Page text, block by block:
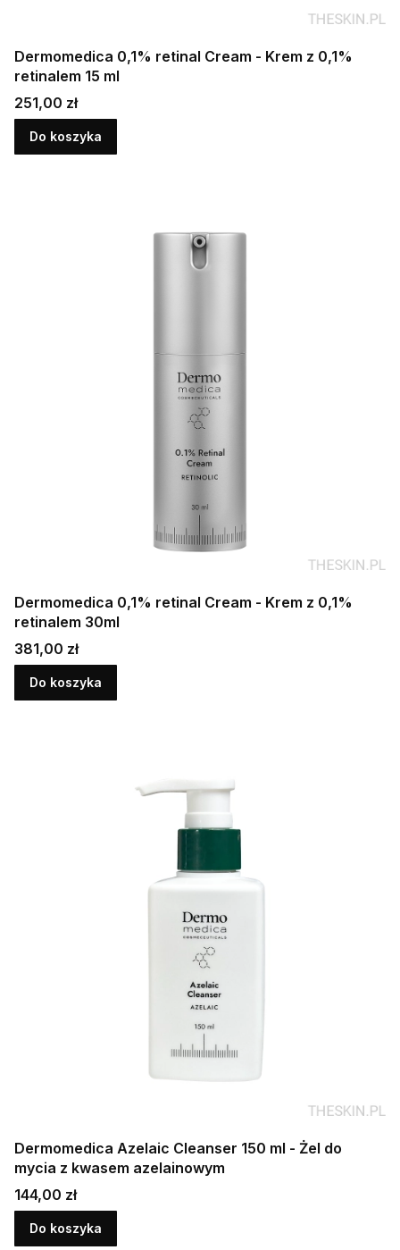
Dermomedica 0,1% retinal Cream - Krem z 0,1%
retinalem 15 ml
Cena
251,00 zł
Do koszyka
Dermomedica 0,1% retinal Cream - Krem z 0,1%
retinalem 30ml
Cena
381,00 zł
Do koszyka
Dermomedica Azelaic Cleanser 150 ml - Żel do
mycia z kwasem azelainowym
Cena
144,00 zł
Do koszyka